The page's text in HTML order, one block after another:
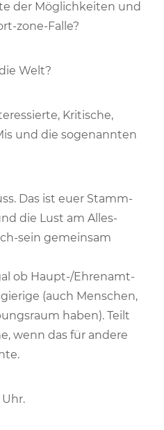
der Möglich­keiten und
zone-Falle?
Welt?
Kriti­sche,
und die soge­nannten
Das ist euer Stamm­
die Lust am Alles-
sein gemeinsam
ob Haupt-/Ehren­amt­
(auch Menschen,
haben). Teilt
wenn das für andere
Uhr.